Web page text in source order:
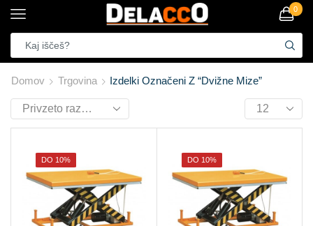
0
Domov Trgovina Izdelki Označeni Z “dvižne Mize”
DO 10% DO 10%